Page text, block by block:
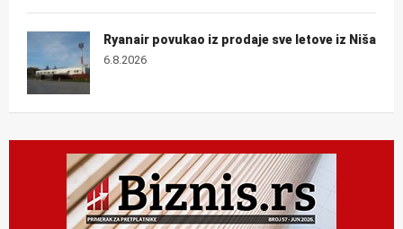
Ryanair povukao iz prodaje sve letove iz Niša
6.8.2026